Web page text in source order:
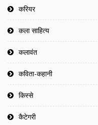
करियर
कला साहित्य
कलावंत
कविता-कहानी
किस्से
कैटेगरी